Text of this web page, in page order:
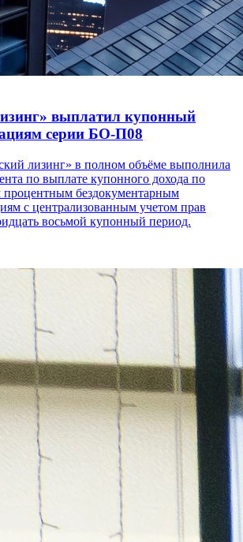
выплатил купонный
серии БО-П08
лизинг» в полном объёме выполнила
по выплате купонного дохода по
бездокументарным
с централизованным учетом прав
восьмой купонный период.